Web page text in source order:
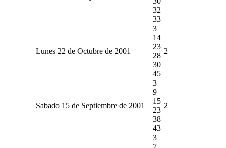
32
33
Lunes 22 de Octubre de 2001
3
14
23
28
30
45
2
Sabado 15 de Septiembre de 2001
3
9
15
23
38
43
2
3